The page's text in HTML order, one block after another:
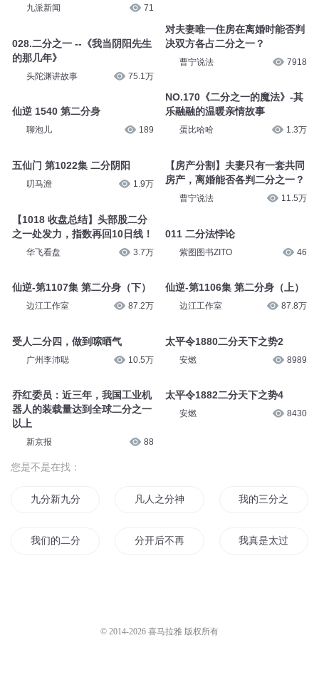
九派新闻 71
028.二分之一 --《我当阴阳先生
的那几年》
头陀渊讲故事 75.1万
仙逆 1540 第二分身
聊泡儿 189
五仙门 第1022集 二分阴阳
叨马澹 1.9万
【1018 收盘总结】头部股二分
之一处发力，指数再回10日线！
华飞看盘 3.7万
仙逆-第1107集 第二分身（下）
边江工作室 87.2万
受人二分四，做到嗦晒气
广州李沛聪 10.5万
乔红委员：近三年，我国工业机
器人的装载量达到全球二分之一
以上
新京报 88
对夫妻唯一住房在离婚时能否判
决双方各占二分之一？
曹宁说法 7918
NO.170《二分之一的魔法》-其
乐融融的温暖亲情故事
蛋比哈哈 1.3万
【房产分割】夫妻只有一套共同
房产，离婚能否各判二分之一？
曹宁说法 11.5万
011 二分法悖论
紫图图书ZITO 46
仙逆-第1106集 第二分身（上）
边江工作室 87.8万
太平令1880二分天下之势2
安燃 8989
太平令1882二分天下之势4
安燃 8430
您是不是在找：
九分新九分心 凡人之分神修妖 我的三分之二人生
我们的二分之一 分开后不再相见 我真是太过分了
© 2014-2026 喜马拉雅 版权所有